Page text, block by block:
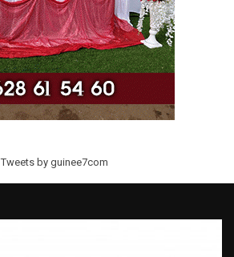
Tweets by guinee7com